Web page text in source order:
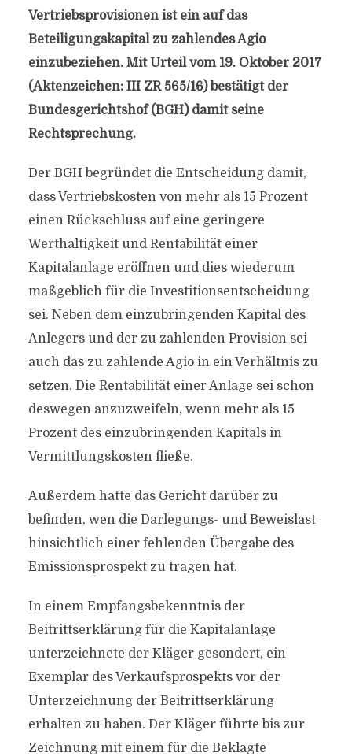
Vertriebsprovisionen ist ein auf das
Beteiligungskapital zu zahlendes Agio
einzubeziehen. Mit Urteil vom 19. Oktober 2017
(Aktenzeichen: III ZR 565/16) bestätigt der
Bundesgerichtshof (BGH) damit seine
Rechtsprechung.
Der BGH begründet die Entscheidung damit,
dass Vertriebskosten von mehr als 15 Prozent
einen Rückschluss auf eine geringere
Werthaltigkeit und Rentabilität einer
Kapitalanlage eröffnen und dies wiederum
maßgeblich für die Investitionsentscheidung
sei. Neben dem einzubringenden Kapital des
Anlegers und der zu zahlenden Provision sei
auch das zu zahlende Agio in ein Verhältnis zu
setzen. Die Rentabilität einer Anlage sei schon
deswegen anzuzweifeln, wenn mehr als 15
Prozent des einzubringenden Kapitals in
Vermittlungskosten fließe.
Außerdem hatte das Gericht darüber zu
befinden, wen die Darlegungs- und Beweislast
hinsichtlich einer fehlenden Übergabe des
Emissionsprospekt zu tragen hat.
In einem Empfangsbekenntnis der
Beitrittserklärung für die Kapitalanlage
unterzeichnete der Kläger gesondert, ein
Exemplar des Verkaufsprospekts vor der
Unterzeichnung der Beitrittserklärung
erhalten zu haben. Der Kläger führte bis zur
Zeichnung mit einem für die Beklagte